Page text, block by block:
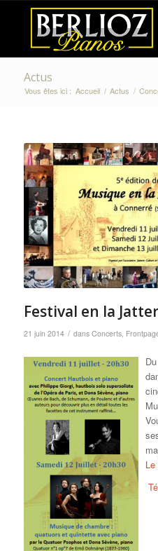
Actus
Vous êtes ici : Accueil / Actus /
Festival en la
21 juin 2014 / dans Concerts,